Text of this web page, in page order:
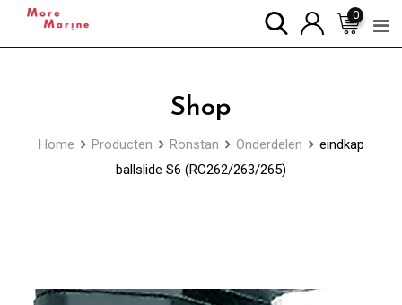
0
Shop
Home Producten Ronstan Onderdelen
eindkap
ballslide S6 (RC262/263/265)